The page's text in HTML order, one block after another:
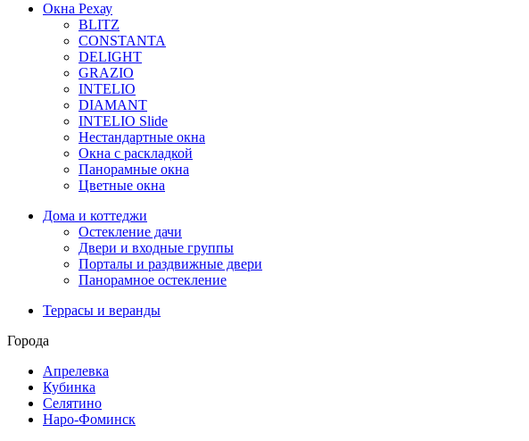
Окна Рехау
BLITZ
CONSTANTA
DELIGHT
GRAZIO
INTELIO
DIAMANT
INTELIO Slide
Нестандартные окна
Окна с раскладкой
Панорамные окна
Цветные окна
Дома и коттеджи
Остекление дачи
Двери и входные группы
Порталы и раздвижные двери
Панорамное остекление
Террасы и веранды
Города
Апрелевка
Кубинка
Селятино
Наро-Фоминск